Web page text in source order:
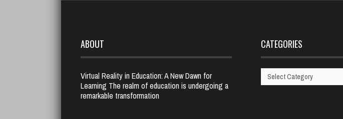
ABOUT
Virtual Reality in Education: A New Dawn for
Learning The realm of education is undergoing a
remarkable transformation
CATEGORIES
Categories